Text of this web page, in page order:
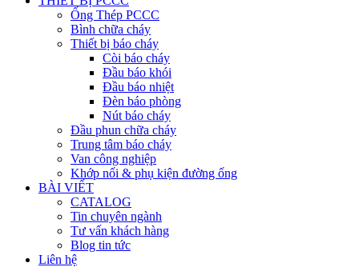
Ống Thép PCCC
Bình chữa cháy
Thiết bị báo cháy
Còi báo cháy
Đầu báo khói
Đầu báo nhiệt
Đèn báo phòng
Nút báo cháy
Đầu phun chữa cháy
Trung tâm báo cháy
Van công nghiệp
Khớp nối & phụ kiện đường ống
BÀI VIẾT
CATALOG
Tin chuyên ngành
Tư vấn khách hàng
Blog tin tức
Liên hệ